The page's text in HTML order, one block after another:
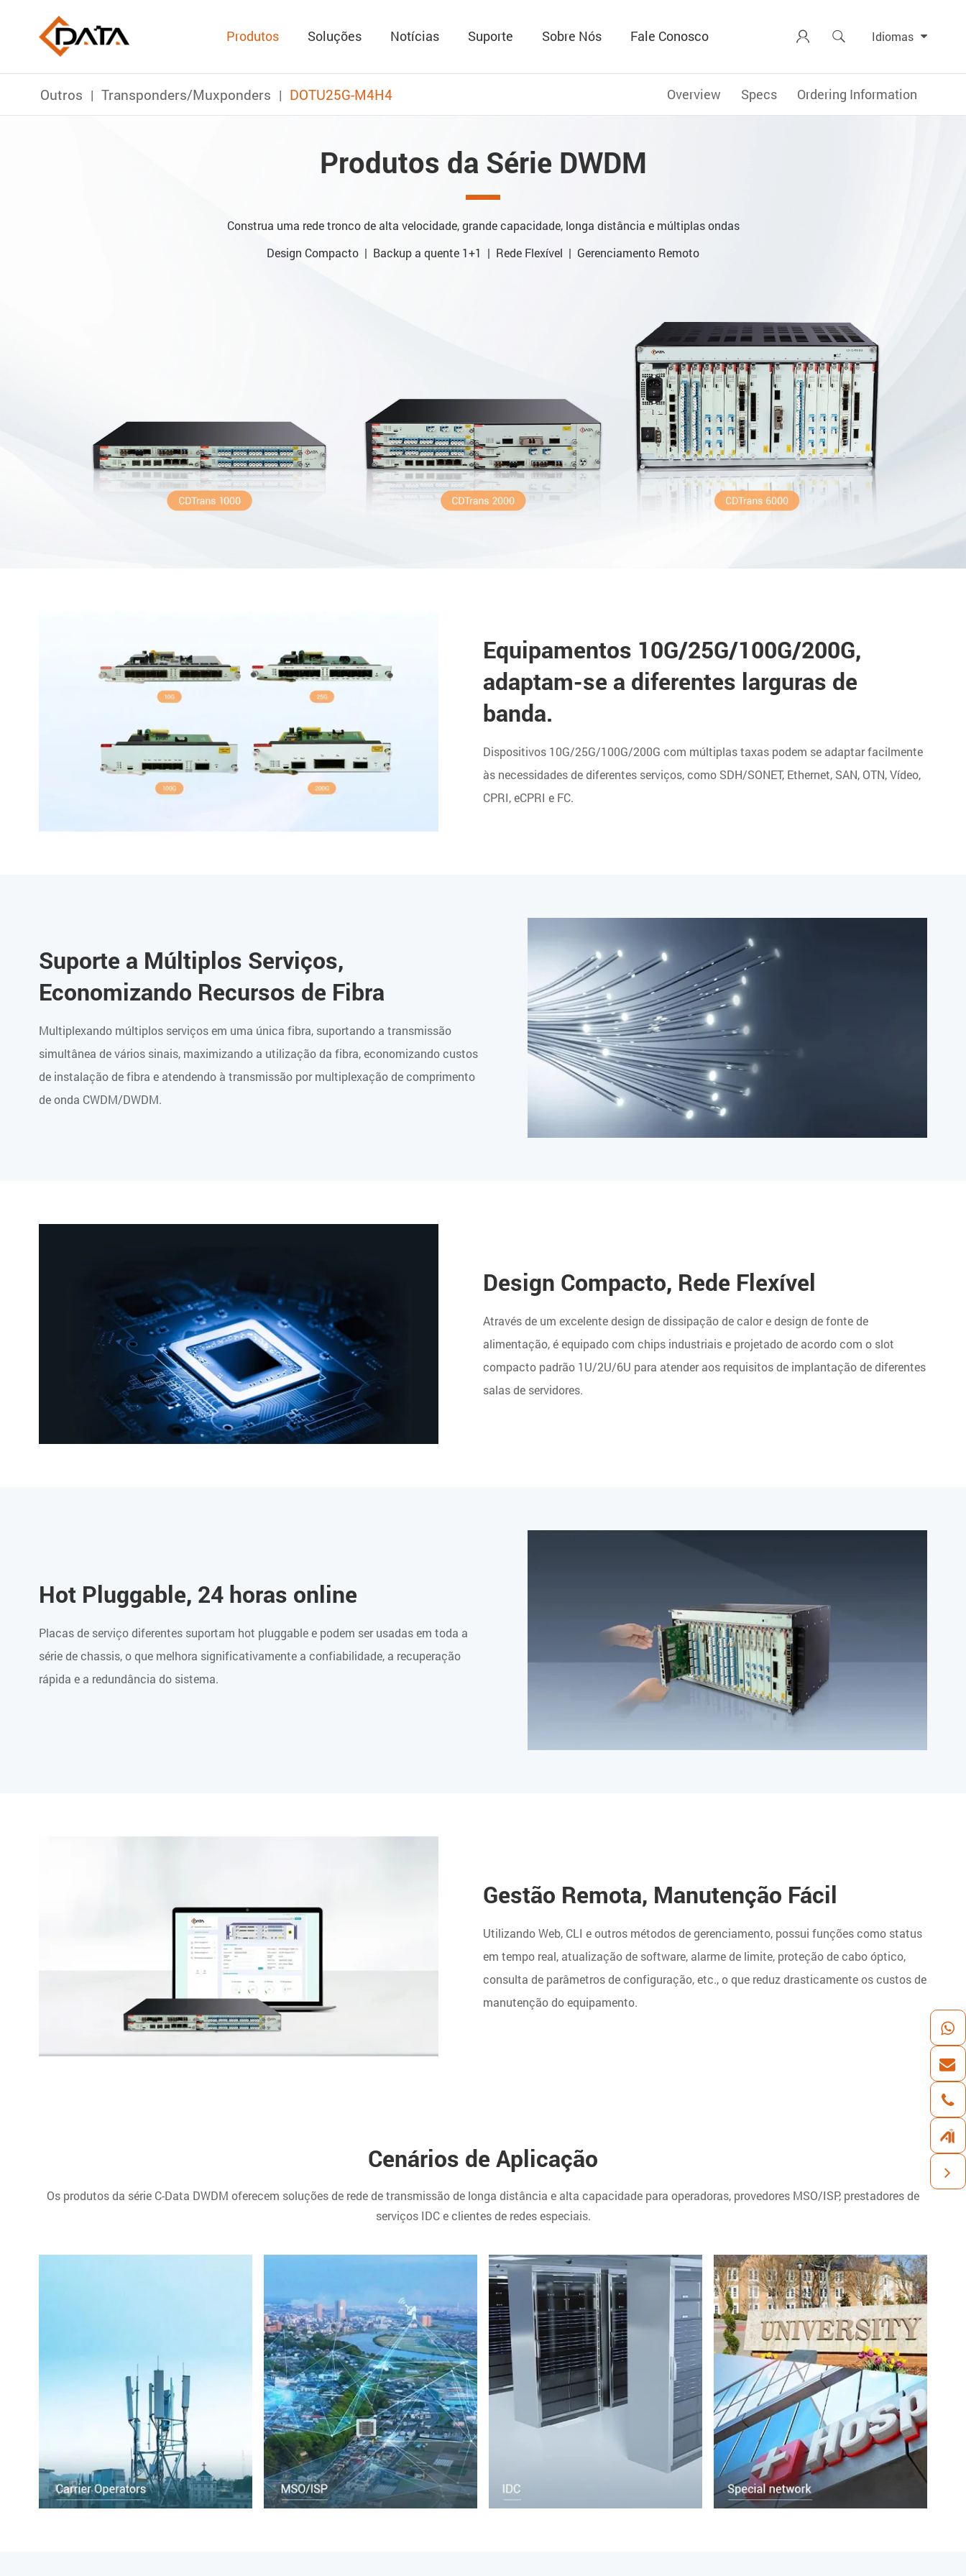
Produtos Soluções Notícias Suporte Sobre Nós Fale Conosco   Idiomas
Outros Transponders/Muxponders DOTU25G-M4H4 Overview Specs Ordering Information
Produtos da Série DWDM
Construa uma rede tronco de alta velocidade, grande capacidade, longa distância e múltiplas ondas
Design Compacto | Backup a quente 1+1 | Rede Flexível | Gerenciamento Remoto
Equipamentos 10G/25G/100G/200G,
adaptam-se a diferentes larguras de
banda.
Dispositivos 10G/25G/100G/200G com múltiplas taxas podem se adaptar facilmente
às necessidades de diferentes serviços, como SDH/SONET, Ethernet, SAN, OTN, Vídeo,
CPRI, eCPRI e FC.
Suporte a Múltiplos Serviços,
Economizando Recursos de Fibra
Multiplexando múltiplos serviços em uma única fibra, suportando a transmissão
simultânea de vários sinais, maximizando a utilização da fibra, economizando custos
de instalação de fibra e atendendo à transmissão por multiplexação de comprimento
de onda CWDM/DWDM.
Design Compacto, Rede Flexível
Através de um excelente design de dissipação de calor e design de fonte de
alimentação, é equipado com chips industriais e projetado de acordo com o slot
compacto padrão 1U/2U/6U para atender aos requisitos de implantação de diferentes
salas de servidores.
Hot Pluggable, 24 horas online
Placas de serviço diferentes suportam hot pluggable e podem ser usadas em toda a
série de chassis, o que melhora significativamente a confiabilidade, a recuperação
rápida e a redundância do sistema.
Gestão Remota, Manutenção Fácil
Utilizando Web, CLI e outros métodos de gerenciamento, possui funções como status
em tempo real, atualização de software, alarme de limite, proteção de cabo óptico,
consulta de parâmetros de configuração, etc., o que reduz drasticamente os custos de
manutenção do equipamento.
Cenários de Aplicação
Os produtos da série C-Data DWDM oferecem soluções de rede de transmissão de longa distância e alta capacidade para operadoras, provedores MSO/ISP, prestadores de
serviços IDC e clientes de redes especiais.